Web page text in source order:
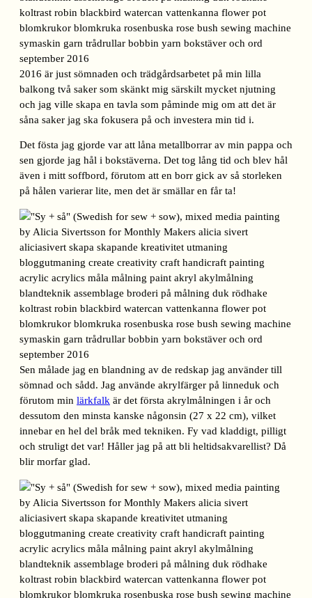
2016 är just sömnaden och trädgårdsarbetet på min lilla
balkong två saker som skänkt mig särskilt mycket njutning
och jag ville skapa en tavla som påminde mig om att det är
såna saker jag ska fokusera på och investera min tid i.
Det fösta jag gjorde var att låna metallborrar av min pappa och
sen gjorde jag hål i bokstäverna. Det tog lång tid och blev hål
även i mitt soffbord, förutom att en borr gick av så storleken
på hålen varierar lite, men det är smällar en får ta!
Sen målade jag en blandning av de redskap jag använder till
sömnad och sådd. Jag använde akrylfärger på linneduk och
förutom min lärkfalk är det första akrylmålningen i år och
dessutom den minsta kanske någonsin (27 x 22 cm), vilket
innebar en hel del bråk med tekniken. Fy vad kladdigt, pilligt
och struligt det var! Håller jag på att bli heltidsakvarellist? Då
blir morfar glad.